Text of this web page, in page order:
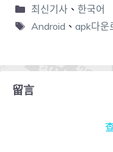
최신기사、 한국어
Android 、 apk다운
留言